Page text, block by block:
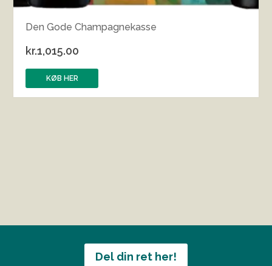
Den Gode Champagnekasse
kr.1,015.00
KØB HER
Del din ret her!